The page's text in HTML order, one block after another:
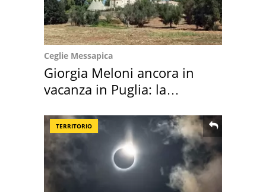
Ceglie Messapica
Giorgia Meloni ancora in
vacanza in Puglia: la
TERRITORIO